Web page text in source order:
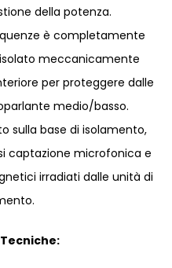
della potenza.
è completamente
meccanicamente
per proteggere dalle
medio/basso.
sulla base di isolamento,
captazione microfonica e
irradiati dalle unità di